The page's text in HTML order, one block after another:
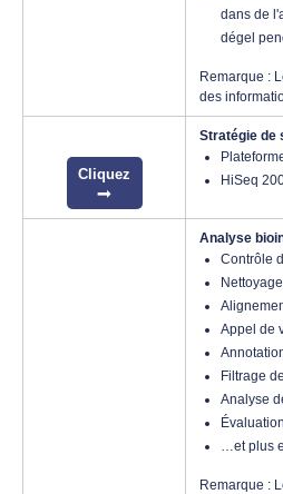
dans de
dégel
Remarque :
des
Cliquez
Stratégie de
HiSeq
Analyse
Contrôle
Appel de
Filtrage
Analyse
…et plus
Remarque :